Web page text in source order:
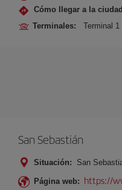
Cómo llegar a la
Terminales: Terminal 1
San Sebastián
Situación: San
Página web: https://